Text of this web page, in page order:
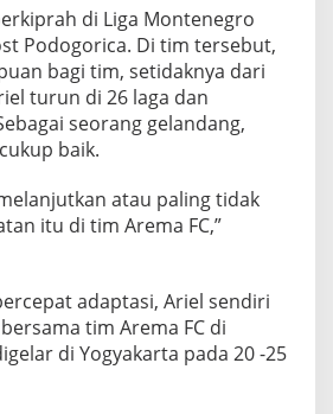
di Liga Montenegro
Podogorica. Di tim tersebut,
bagi tim, setidaknya dari
turun di 26 laga dan
seorang gelandang,
baik.
atau paling tidak
itu di tim Arema FC,”
adaptasi, Ariel sendiri
tim Arema FC di
di Yogyakarta pada 20 -25